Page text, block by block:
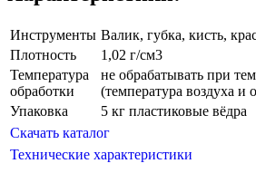
Инструменты Валик, губка, кисть,
Плотность
1,02 г/см3
Температура
обработки
не обрабатывать при
(температура воздуха и
Упаковка
5 кг пластиковые вёдра
Скачать каталог
Технические характеристики